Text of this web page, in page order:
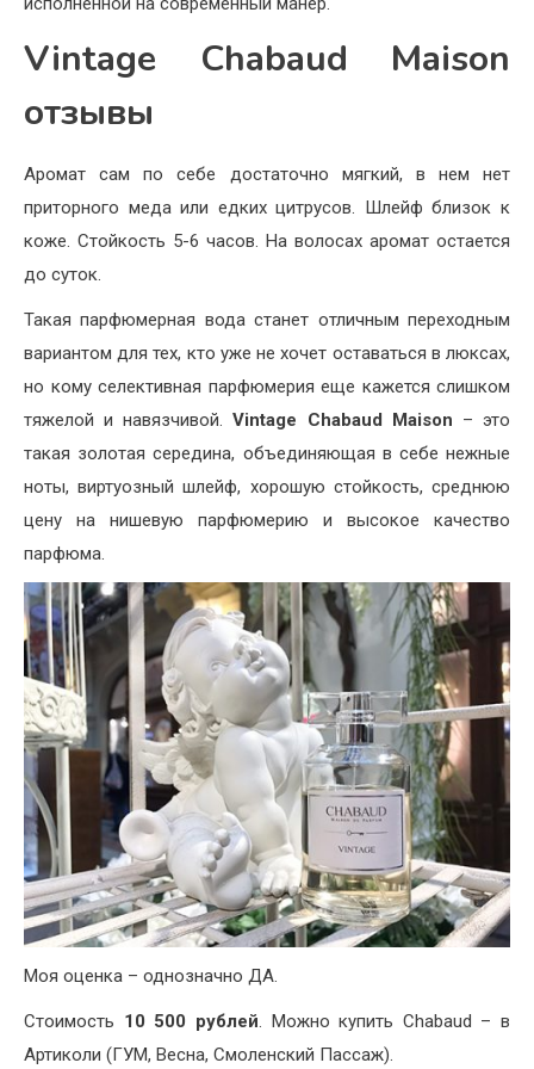
Vintage Chabaud Maison
отзывы
Аромат сам по себе достаточно мягкий, в нем нет
приторного меда или едких цитрусов. Шлейф близок к
коже. Стойкость 5-6 часов. На волосах аромат остается
до суток.
Такая парфюмерная вода станет отличным переходным
вариантом для тех, кто уже не хочет оставаться в люксах,
но кому селективная парфюмерия еще кажется слишком
тяжелой и навязчивой.Vintage Chabaud Maison – это
такая золотая середина, объединяющая в себе нежные
ноты, виртуозный шлейф, хорошую стойкость, среднюю
цену на нишевую парфюмерию и высокое качество
парфюма.
Моя оценка – однозначно ДА.
Стоимость 10 500 рублей. Можно купить Chabaud – в
Артиколи (ГУМ, Весна, Смоленский Пассаж).